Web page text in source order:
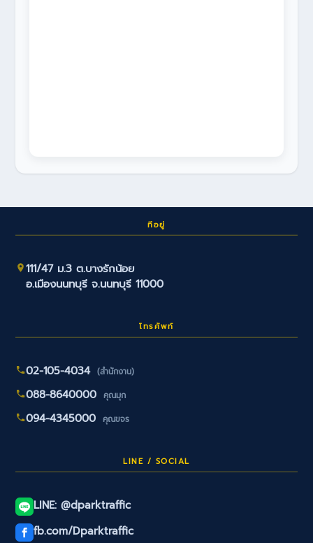
ที่อยู่
111/47 ม.3 ต.บางรักน้อย
อ.เมืองนนทบุรี จ.นนทบุรี 11000
โทรศัพท์
02-105-4034 (สำนักงาน)
088-8640000 คุณมุก
094-4345000 คุณขจร
LINE / SOCIAL
LINE: @dparktraffic
fb.com/Dparktraffic